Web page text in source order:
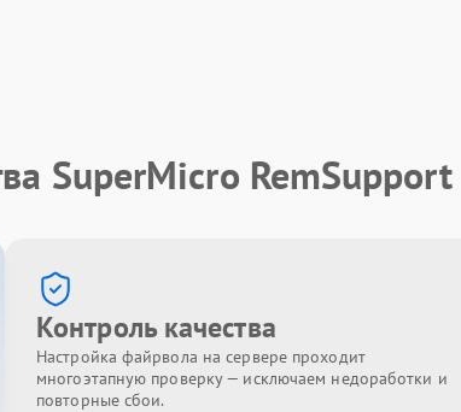
SuperMicro RemSupport
Контроль качества
Настройка файрвола на сервере проходит
многоэтапную проверку — исключаем недоработки и
повторные сбои.